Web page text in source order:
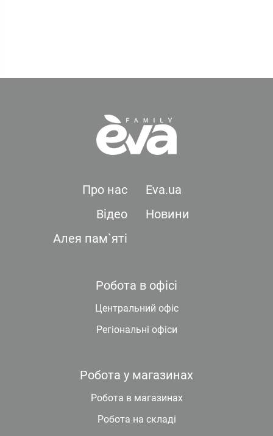
Про нас
Eva.ua
Відео
Новини
Алея пам`яті
Робота в офісі
Центральний офіс
Регіональні офіси
Робота у магазинах
Робота в магазинах
Робота на складі